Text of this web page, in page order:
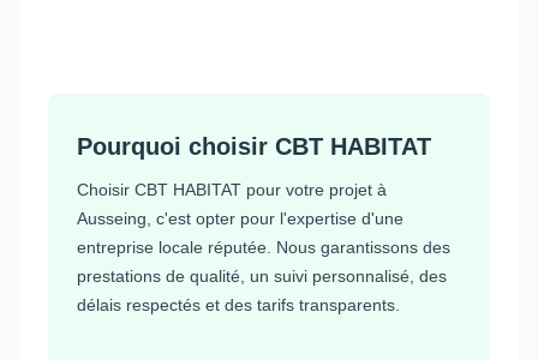
Pourquoi choisir CBT HABITAT
Choisir CBT HABITAT pour votre projet à
Ausseing, c'est opter pour l'expertise d'une
entreprise locale réputée. Nous garantissons des
prestations de qualité, un suivi personnalisé, des
délais respectés et des tarifs transparents.